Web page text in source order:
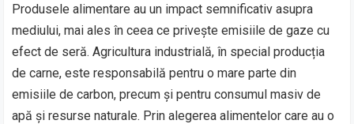
Produsele alimentare au un impact semnificativ asupra
mediului, mai ales în ceea ce privește emisiile de gaze cu
efect de seră. Agricultura industrială, în special producția
de carne, este responsabilă pentru o mare parte din
emisiile de carbon, precum și pentru consumul masiv de
apă și resurse naturale. Prin alegerea alimentelor care au o